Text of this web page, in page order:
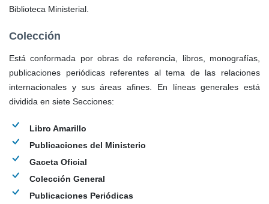
Biblioteca Ministerial.
Colección
Está conformada por obras de referencia, libros, monografías,
publicaciones periódicas referentes al tema de las relaciones
internacionales y sus áreas afines. En líneas generales está
dividida en siete Secciones:
Libro Amarillo
Publicaciones del Ministerio
Gaceta Oficial
Colección General
Publicaciones Periódicas